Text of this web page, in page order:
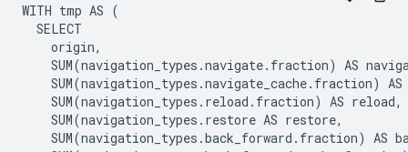
WITH tmp AS (
  SELECT
    origin,
SUM(navigation_types.navigate.fraction) AS
SUM(navigation_types.navigate_cache.fraction) AS
    SUM(navigation_types.reload.fraction) AS reload,
    SUM(navigation_types.restore AS restore,
SUM(navigation_types.back_forward.fraction) AS